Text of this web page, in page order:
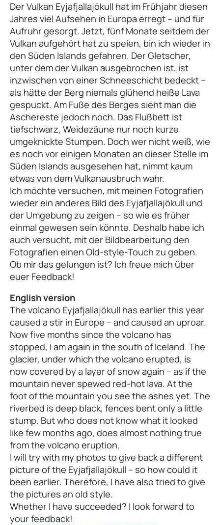
Der Vulkan Eyjafjallajökull hat im Frühjahr diesen
Jahres viel Aufsehen in Europa erregt – und für
Aufruhr gesorgt. Jetzt, fünf Monate seitdem der
Vulkan aufgehört hat zu speien, bin ich wieder in
den Süden Islands gefahren. Der Gletscher,
unter dem der Vulkan ausgebrochen ist, ist
inzwischen von einer Schneeschicht bedeckt –
als hätte der Berg niemals glühend heiße Lava
gespuckt. Am Fuße des Berges sieht man die
Aschereste jedoch noch. Das Flußbett ist
tiefschwarz, Weidezäune nur noch kurze
umgeknickte Stumpen. Doch wer nicht weiß, wie
es noch vor einigen Monaten an dieser Stelle im
Süden Islands ausgesehen hat, nimmt kaum
etwas von dem Vulkanausbruch wahr.
Ich möchte versuchen, mit meinen Fotografien
wieder ein anderes Bild des Eyjafjallajökull und
der Umgebung zu zeigen – so wie es früher
einmal gewesen sein könnte. Deshalb habe ich
auch versucht, mit der Bildbearbeitung den
Fotografien einen Old-style-Touch zu geben.
Ob mir das gelungen ist? Ich freue mich über
euer Feedback!
English version
The volcano Eyjafjallajökull has earlier this year
caused a stir in Europe – and caused an uproar.
Now five months since the volcano has
stopped, I am again in the south of Iceland. The
glacier, under which the volcano erupted, is
now covered by a layer of snow again – as if the
mountain never spewed red-hot lava. At the
foot of the mountain you see the ashes yet. The
riverbed is deep black, fences bent only a little
stump. But who does not know what it looked
like few months ago, does almost nothing true
from the volcano eruption.
I will try with my photos to give back a different
picture of the Eyjafjallajökull – so how could it
been earlier. Therefore, I have also tried to give
the pictures an old style.
Whether I have succeeded? I look forward to
your feedback!